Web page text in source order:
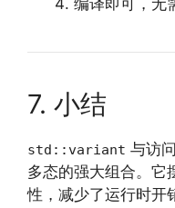
7. 小结
std::variant 与访
多态的强大组合。它
性，减少了运行时开